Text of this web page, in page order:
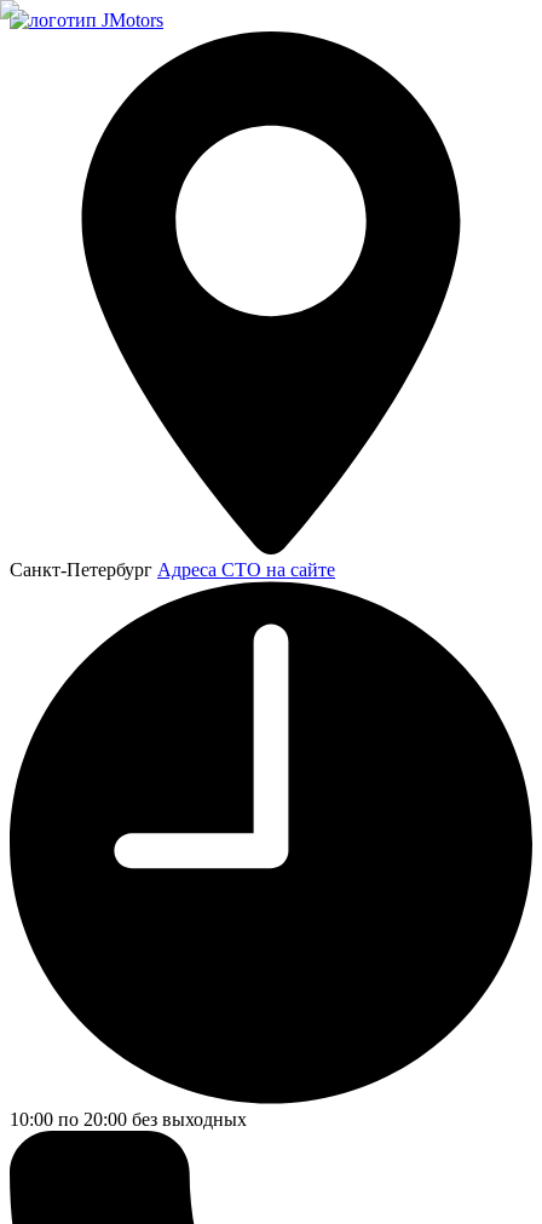
Санкт-Петербург Адреса СТО на сайте
10:00 по 20:00 без выходных